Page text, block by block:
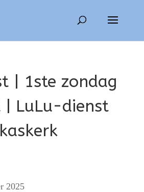
| 1ste zondag
| LuLu-dienst
2025